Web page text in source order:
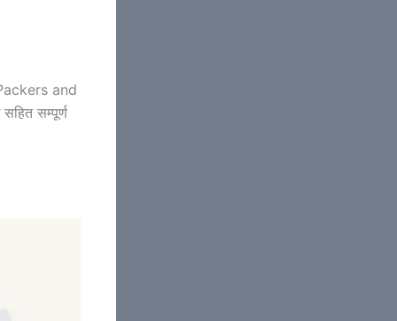
and
सम्पूर्ण